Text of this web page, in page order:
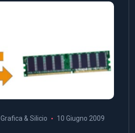
Grafica & Silicio 10 Giugno 2009